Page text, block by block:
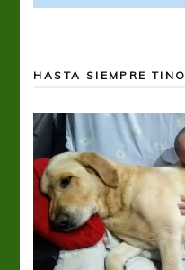
HASTA SIEMPRE TINO